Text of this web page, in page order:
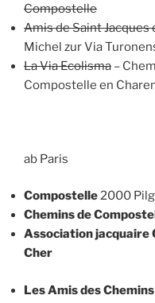
Compostelle
Amis de Saint Jacques
Michel zur Via
La Via Ecolisma –
Compostelle en
ab Paris
Compostelle2000
Chemins de
Association jacquaire
Cher
Les Amis des